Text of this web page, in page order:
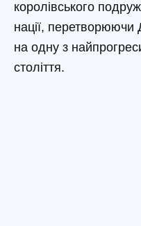
королівського
нації, перетворюючи
на одну з
століття.